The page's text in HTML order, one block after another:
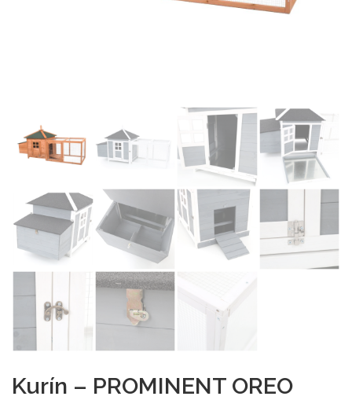
Kurín – PROMINENT OREO